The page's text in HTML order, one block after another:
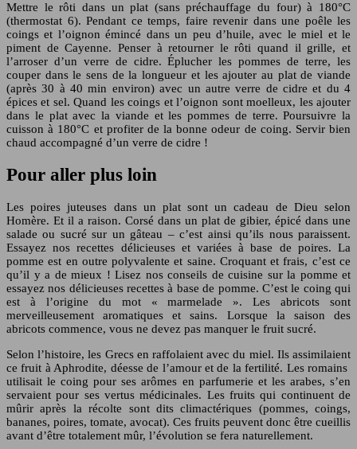
Mettre le rôti dans un plat (sans préchauffage du four) à 180°C
(thermostat 6). Pendant ce temps, faire revenir dans une poêle les
coings et l’oignon émincé dans un peu d’huile, avec le miel et le
piment de Cayenne. Penser à retourner le rôti quand il grille, et
l’arroser d’un verre de cidre. Éplucher les pommes de terre, les
couper dans le sens de la longueur et les ajouter au plat de viande
(après 30 à 40 min environ) avec un autre verre de cidre et du 4
épices et sel. Quand les coings et l’oignon sont moelleux, les ajouter
dans le plat avec la viande et les pommes de terre. Poursuivre la
cuisson à 180°C et profiter de la bonne odeur de coing. Servir bien
chaud accompagné d’un verre de cidre !
Pour aller plus loin
Les poires juteuses dans un plat sont un cadeau de Dieu selon
Homère. Et il a raison. Corsé dans un plat de gibier, épicé dans une
salade ou sucré sur un gâteau – c’est ainsi qu’ils nous paraissent.
Essayez nos recettes délicieuses et variées à base de poires. La
pomme est en outre polyvalente et saine. Croquant et frais, c’est ce
qu’il y a de mieux ! Lisez nos conseils de cuisine sur la pomme et
essayez nos délicieuses recettes à base de pomme. C’est le coing qui
est à l’origine du mot « marmelade ». Les abricots sont
merveilleusement aromatiques et sains. Lorsque la saison des
abricots commence, vous ne devez pas manquer le fruit sucré.
Selon l’histoire, les Grecs en raffolaient avec du miel. Ils assimilaient
ce fruit à Aphrodite, déesse de l’amour et de la fertilité. Les romains
utilisait le coing pour ses arômes en parfumerie et les arabes, s’en
servaient pour ses vertus médicinales. Les fruits qui continuent de
mûrir après la récolte sont dits climactériques (pommes, coings,
bananes, poires, tomate, avocat). Ces fruits peuvent donc être cueillis
avant d’être totalement mûr, l’évolution se fera naturellement.